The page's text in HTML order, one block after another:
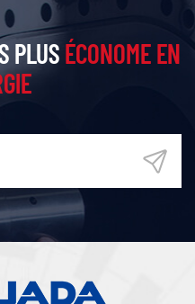
PLUSÉCONOME EN